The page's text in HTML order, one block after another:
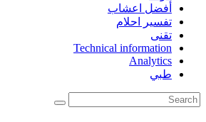
أفضل اعشاب
تفسير احلام
تقنى
Technical information
Analytics
طبي